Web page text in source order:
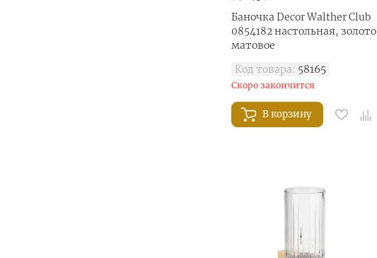
Баночка Decor Walther Club
0854182 настольная, золото
матовое
Код товара: 58165
Скоро закончится
В корзину